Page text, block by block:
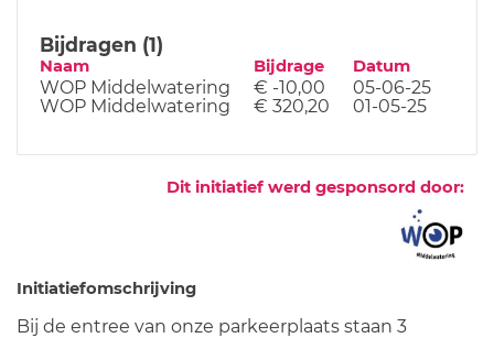
Bijdragen (1)
Naam Bijdrage Datum
WOP Middelwatering € -10,00
05-06-25
WOP Middelwatering
€ 320,20 01-05-25
Dit initiatief werd gesponsord door:
Initiatiefomschrijving
Bij de entree van onze parkeerplaats staan 3